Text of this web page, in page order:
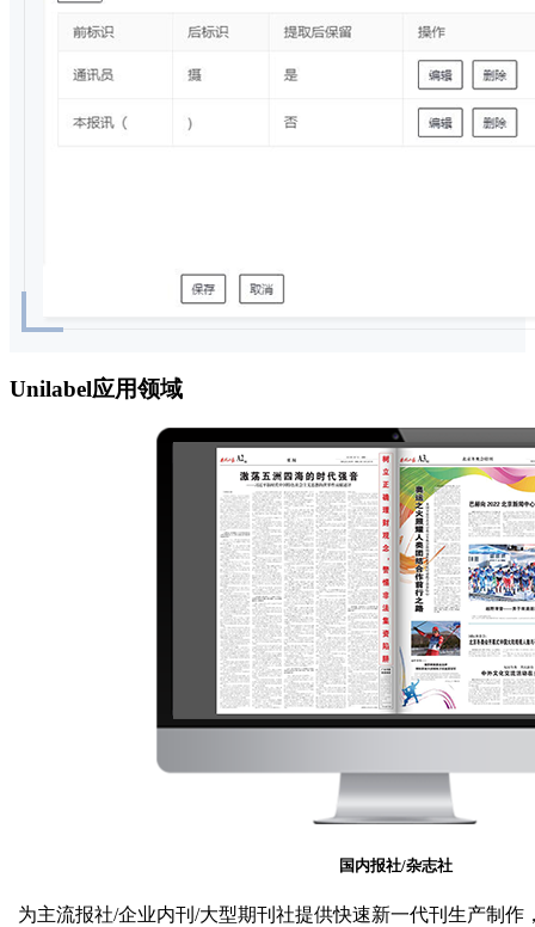
Unilabel应用领域
国内报社/杂志社
为主流报社/企业内刊/大型期刊社提供快速新一代刊生产制作